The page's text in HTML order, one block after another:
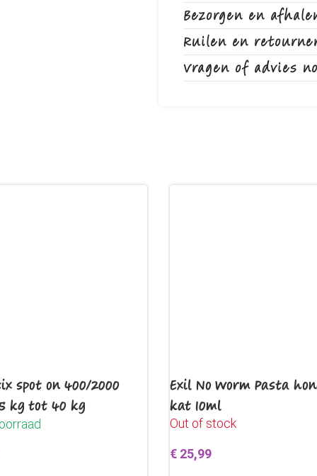
Bezorgen en
Ruilen en
Vragen of advies
spot on 400/2000
kg tot 40 kg
Exil No Worm Pasta
kat 10ml
Out of stock
€ 25,99